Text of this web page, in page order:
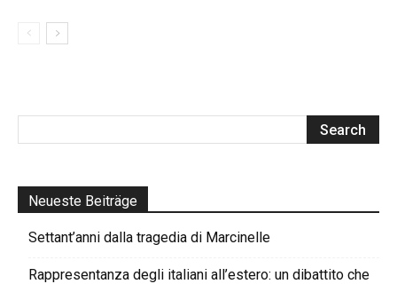
Neueste Beiträge
Settant’anni dalla tragedia di Marcinelle
Rappresentanza degli italiani all’estero: un dibattito che